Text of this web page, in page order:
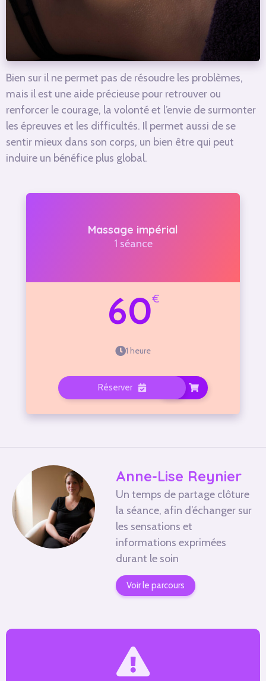
Bien sur il ne permet pas de résoudre les problèmes,
mais il est une aide précieuse pour retrouver ou
renforcer le courage, la volonté et l’envie de surmonter
les épreuves et les difficultés. Il permet aussi de se
sentir mieux dans son corps, un bien être qui peut
induire un bénéfice plus global.
Massage impérial
1 séance
60€
1 heure
Réserver Commander
Anne-Lise Reynier
Un temps de partage clôture
la séance, afin d’échanger sur
les sensations et
informations exprimées
durant le soin
Voir le parcours